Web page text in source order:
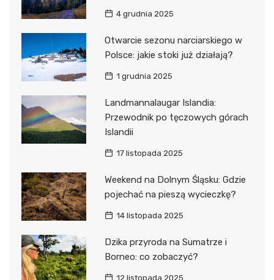
4 grudnia 2025
Otwarcie sezonu narciarskiego w
Polsce: jakie stoki już działają?
1 grudnia 2025
Landmannalaugar Islandia:
Przewodnik po tęczowych górach
Islandii
17 listopada 2025
Weekend na Dolnym Śląsku: Gdzie
pojechać na pieszą wycieczkę?
14 listopada 2025
Dzika przyroda na Sumatrze i
Borneo: co zobaczyć?
12 listopada 2025